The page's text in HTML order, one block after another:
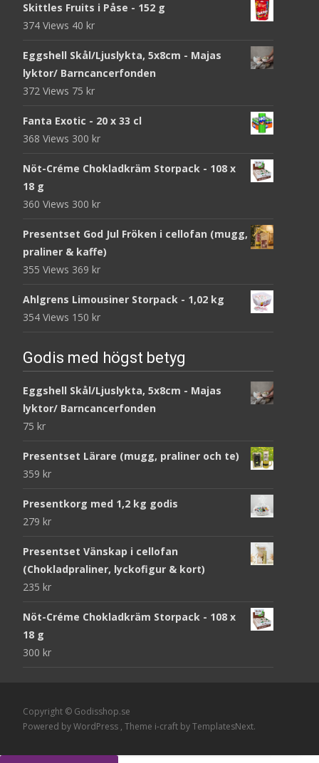
Skittles Fruits i Påse - 152 g
374 Views 40 kr
Eggshell Skål/Ljuslykta, 5x8cm - Majas
lyktor/ Barncancerfonden
372 Views 75 kr
Fanta Exotic - 20 x 33 cl
368 Views 300 kr
Nöt-Créme Chokladkräm Storpack - 108 x
18 g
360 Views 300 kr
Presentset God Jul Fröken i cellofan (mugg,
praliner & kaffe)
355 Views 369 kr
Ahlgrens Limousiner Storpack - 1,02 kg
354 Views 150 kr
Godis med högst betyg
Eggshell Skål/Ljuslykta, 5x8cm - Majas
lyktor/ Barncancerfonden
75 kr
Presentset Lärare (mugg, praliner och te)
359 kr
Presentkorg med 1,2 kg godis
279 kr
Presentset Vänskap i cellofan
(Chokladpraliner, lyckofigur & kort)
235 kr
Nöt-Créme Chokladkräm Storpack - 108 x
18 g
300 kr
Copyright © Godisshop.se
Powered by WordPress , Theme i-craft by TemplatesNext.